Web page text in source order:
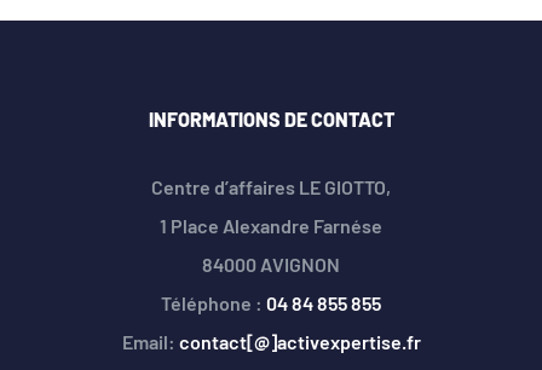
INFORMATIONS DE CONTACT
Centre d’affaires LE GIOTTO,
1 Place Alexandre Farnése
84000 AVIGNON
Téléphone : 04 84 855 855
Email: contact[@]activexpertise.fr